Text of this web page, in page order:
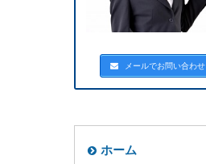
メールでお問い合わせ
ホーム